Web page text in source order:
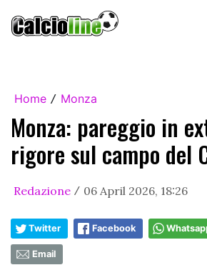
Home / Monza
Monza: pareggio in
rigore sul campo del
Redazione / 06 April 2026, 18:26
Twitter Facebook
Email